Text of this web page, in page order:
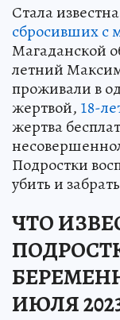
Стала
сбросивших с
Магаданской
летний
проживали в
жертвой, 18-
жертва
Подростки
убить и
ЧТО
ИЮЛЯ